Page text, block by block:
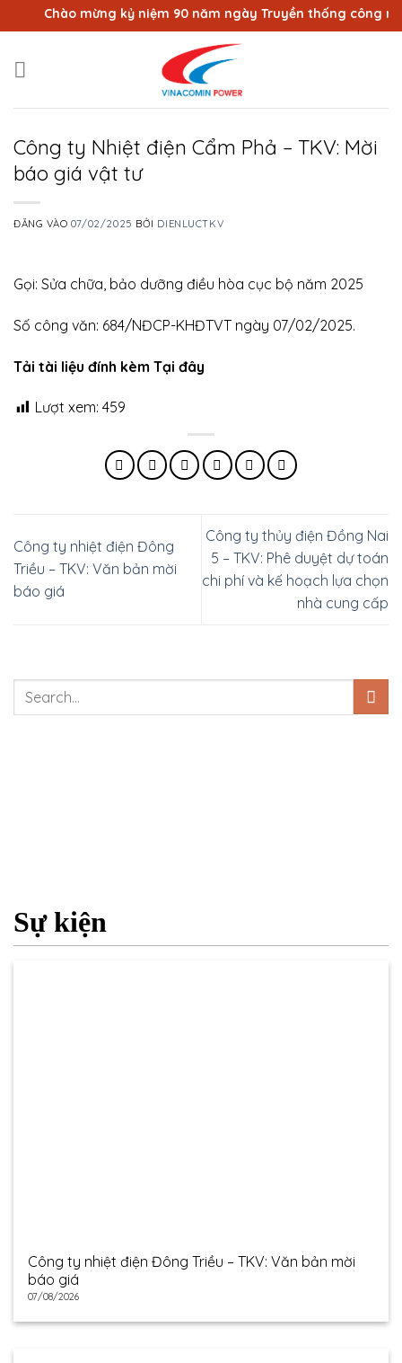
qua
dung
Chào mừng kỷ niệm 90 năm ngày Truyền thống công
Công ty Nhiệt điện Cẩm Phả – TKV: Mời
báo giá vật tư
ĐĂNG VÀO07/02/2025 BỞI DIENLUCTKV
Gọi: Sửa chữa, bảo dưỡng điều hòa cục bộ năm 2025
Số công văn: 684/NĐCP-KHĐTVT ngày 07/02/2025.
Tải tài liệu đính kèm Tại đây
Lượt xem: 459
Công ty nhiệt điện Đông
Triều – TKV: Văn bản mời
báo giá
Công ty thủy điện Đồng Nai
5 – TKV: Phê duyệt dự toán
chi phí và kế hoạch lựa chọn
nhà cung cấp
Sự kiện
Công ty nhiệt điện Đông Triều – TKV: Văn bản mời
báo giá
07/08/2026